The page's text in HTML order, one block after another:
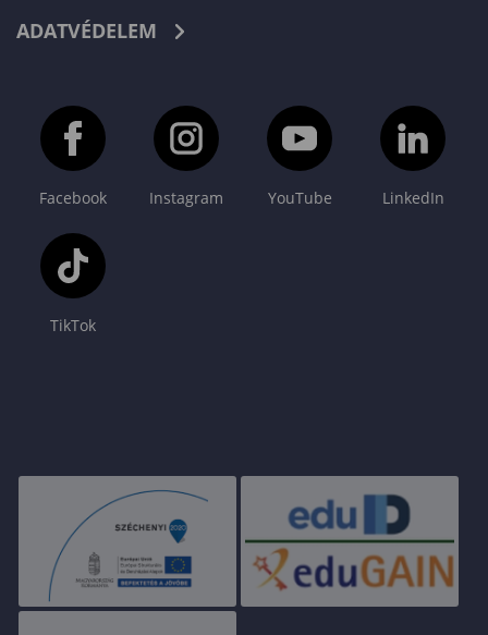
ADATVÉDELEM
Facebook Instagram YouTube LinkedIn
TikTok